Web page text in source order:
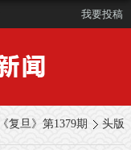
我要投稿
《复旦》第1379期 头版